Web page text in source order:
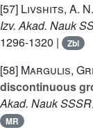
[57] Livshits, A. N.
Izv. Akad. Nauk
1296-1320 |
Zbl
[58] Margulis,
discontinuous
Akad. Nauk SSSR
MR